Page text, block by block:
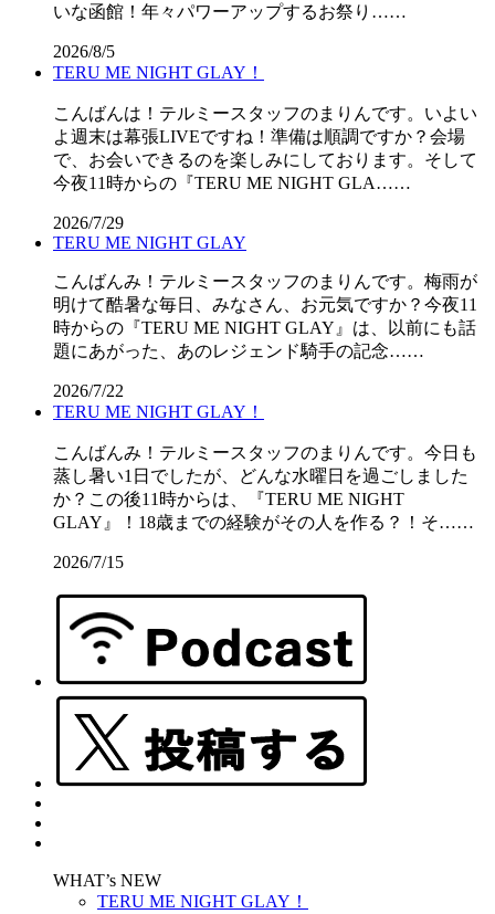
いな函館！年々パワーアップするお祭り……
2026/8/5
TERU ME NIGHT GLAY！
こんばんは！テルミースタッフのまりんです。いよい
よ週末は幕張LIVEですね！準備は順調ですか？会場
で、お会いできるのを楽しみにしております。そして
今夜11時からの『TERU ME NIGHT GLA……
2026/7/29
TERU ME NIGHT GLAY
こんばんみ！テルミースタッフのまりんです。梅雨が
明けて酷暑な毎日、みなさん、お元気ですか？今夜11
時からの『TERU ME NIGHT GLAY』は、以前にも話
題にあがった、あのレジェンド騎手の記念……
2026/7/22
TERU ME NIGHT GLAY！
こんばんみ！テルミースタッフのまりんです。今日も
蒸し暑い1日でしたが、どんな水曜日を過ごしました
か？この後11時からは、『TERU ME NIGHT
GLAY』！18歳までの経験がその人を作る？！そ……
2026/7/15
WHAT’s NEW
TERU ME NIGHT GLAY！